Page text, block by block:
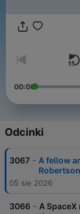
00:00
Odcinki
3067 - A fellow
Robertson
05 sie 2026
3066 - A